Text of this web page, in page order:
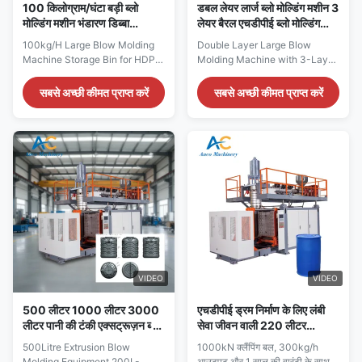
100 किलोग्राम/घंटा बड़ी ब्लो
मोल्डिंग मशीन भंडारण डिब्बा
एचडीपीई पीईटी पीसी पीईटीजी
100kg/H Large Blow Molding
Machine Storage Bin for HDPE
PET PC PETG Full automatic
storage bin blow molding
machine designed for plastic
HDPE, PET, PC, and PETG
materials with engine bearing
core technology. Technical
Specifications Specification
Value Voltage 380V ...
सबसे अच्छी कीमत प्राप्त करें
डबल लेयर लार्ज ब्लो मोल्डिंग मशीन 3
लेयर बैरल एचडीपीई ब्लो मोल्डिंग
मशीन
Double Layer Large Blow
Molding Machine with 3-Layer
Barrel High-performance 55
Gallon (220L) HDPE blow
molding machine featuring
extrusion and plastic
processing applications.
Product Overview Technical
Specifications Specification
Value ...
सबसे अच्छी कीमत प्राप्त करें
VIDEO
500 लीटर 1000 लीटर 3000
लीटर पानी की टंकी एक्सट्रूज़न ब्लो
मोल्डिंग मशीन उपकरण केमिकल
बाल्टी ब्लो मोल्डिंग मशीन
500Litre Extrusion Blow
VIDEO
एचडीपीई ड्रम निर्माण के लिए लंबी
सेवा जीवन वाली 220 लीटर
स्वचालित प्लास्टिक ड्रम मोल्डिंग
मशीन
1000kN क्लैंपिंग बल, 300kg/h